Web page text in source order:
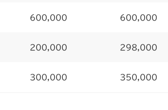
600,000 600,000
200,000 298,000
300,000 350,000